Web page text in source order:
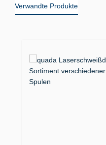
Verwandte Produkte